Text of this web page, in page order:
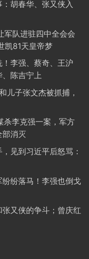
胡春华、张又侠入
军队进驻四中全会会
凯81天皇帝梦
李强、蔡奇、王沪
陈吉宁上
儿子张文杰被抓捕，
杀李克强一案，军方
部消灭
见到习近平后怒骂：
纷落马！李强也倒戈
又侠的争斗；曾庆红